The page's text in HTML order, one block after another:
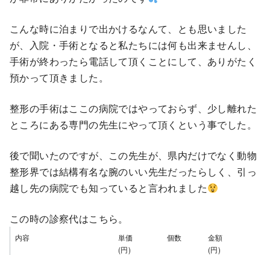
こんな時に泊まりで出かけるなんて、とも思いました
が、入院・手術となると私たちには何も出来ませんし、
手術が終わったら電話して頂くことにして、ありがたく
預かって頂きました。
整形の手術はここの病院ではやっておらず、少し離れた
ところにある専門の先生にやって頂くという事でした。
後で聞いたのですが、この先生が、県内だけでなく動物
整形界では結構有名な腕のいい先生だったらしく、引っ
越し先の病院でも知っていると言われました
この時の診察代はこちら。
内容
単価
(円)
個数
金額
(円)